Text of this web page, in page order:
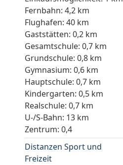
Fernbahn: 4,2 km
Flughafen: 40 km
Gaststätten: 0,2 km
Gesamtschule: 0,7 km
Grundschule: 0,8 km
Gymnasium: 0,6 km
Hauptschule: 0,7 km
Kindergarten: 0,5 km
Realschule: 0,7 km
U-/S-Bahn: 13 km
Zentrum: 0,4
Distanzen Sport und
Freizeit